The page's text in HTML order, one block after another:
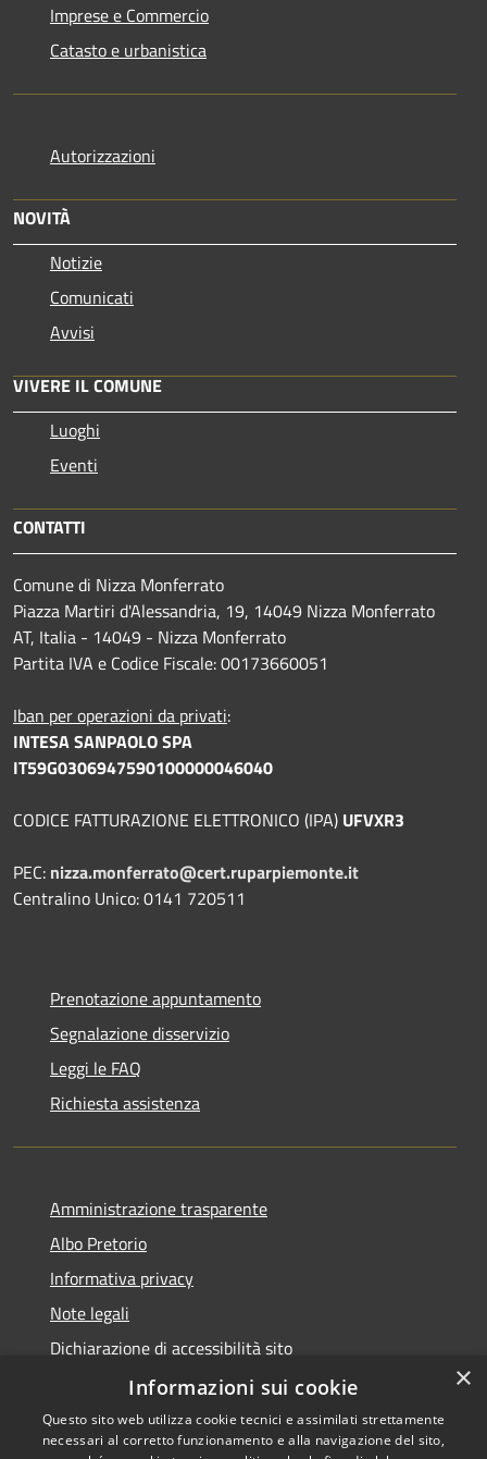
Imprese e Commercio
Catasto e urbanistica
Autorizzazioni
NOVITÀ
Notizie
Comunicati
Avvisi
VIVERE IL COMUNE
Luoghi
Eventi
CONTATTI
Comune di Nizza Monferrato
Piazza Martiri d'Alessandria, 19, 14049 Nizza Monferrato
AT, Italia - 14049 - Nizza Monferrato
Partita IVA e Codice Fiscale: 00173660051
Iban per operazioni da privati:
INTESA SANPAOLO SPA
IT59G0306947590100000046040
CODICE FATTURAZIONE ELETTRONICO (IPA) UFVXR3
PEC: nizza.monferrato@cert.ruparpiemonte.it
Centralino Unico: 0141 720511
Prenotazione appuntamento
Segnalazione disservizio
Leggi le FAQ
Richiesta assistenza
Amministrazione trasparente
Albo Pretorio
Informativa privacy
Note legali
Dichiarazione di accessibilità sito
Dichiarazione di accessibilità app Municipium
×
Informazioni sui cookie
Questo sito web utilizza cookie tecnici e assimilati strettamente
necessari al corretto funzionamento e alla navigazione del sito,